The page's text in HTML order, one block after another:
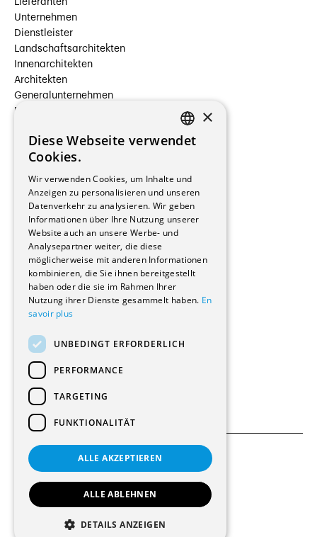
Lieferanten
Unternehmen
Dienstleister
Landschaftsarchitekten
Innenarchitekten
Architekten
Generalunternehmen
Beauftragte Unternehmen
Hersteller/Lieferanten
Bauherrschaften
Immobilienverwaltungsgesellschaften
Stockwerkeigentum
Reportagen
Wohnungen
Renovierungen
Innere Umbauten
Gastgewerbe und Tourismus
Verwaltungsgebäude und Geschäfte
Schuleinrichtungen
Medizinische Einrichtungen
Kultur - Sport - Freizeit
Industrie - Handwerk
Transport und Parkplätze
Diverse Bauten
© 2026 Alle Rechte vorbehalten
Allgemeine Bedingungen
FRENCH
×
Diese Webseite verwendet
Cookies.
Wir verwenden Cookies, um Inhalte und
Anzeigen zu personalisieren und unseren
Datenverkehr zu analysieren. Wir geben
Informationen über Ihre Nutzung unserer
Website auch an unsere Werbe- und
Analysepartner weiter, die diese
möglicherweise mit anderen Informationen
kombinieren, die Sie ihnen bereitgestellt
haben oder die sie im Rahmen Ihrer
Nutzung ihrer Dienste gesammelt haben. En
savoir plus
UNBEDINGT ERFORDERLICH
PERFORMANCE
TARGETING
FUNKTIONALITÄT
ALLE AKZEPTIEREN
ALLE ABLEHNEN
DETAILS ANZEIGEN